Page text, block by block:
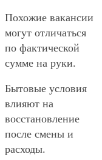
Похожие вакансии
могут отличаться
по фактической
сумме на руки.
Бытовые условия
влияют на
восстановление
после смены и
расходы.